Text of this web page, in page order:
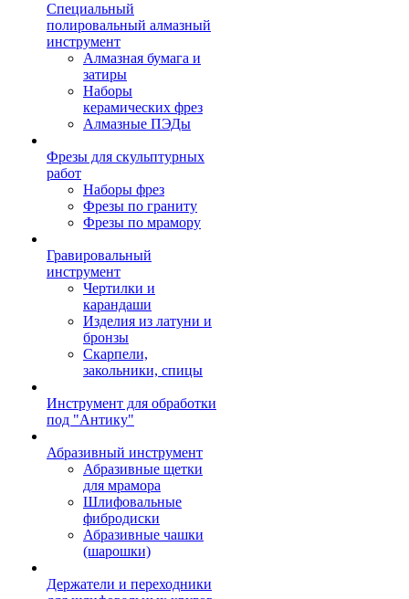
Специальный
полировальный алмазный
инструмент
Алмазная бумага и
затиры
Наборы
керамических фрез
Алмазные ПЭДы
Фрезы для скульптурных
работ
Наборы фрез
Фрезы по граниту
Фрезы по мрамору
Гравировальный
инструмент
Чертилки и
карандаши
Изделия из латуни и
бронзы
Скарпели,
закольники, спицы
Инструмент для обработки
под "Антику"
Абразивный инструмент
Абразивные щетки
для мрамора
Шлифовальные
фибродиски
Абразивные чашки
(шарошки)
Держатели и переходники